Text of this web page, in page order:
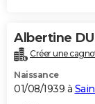
Albertine
Créer une
Naissance
01/08/1939 à